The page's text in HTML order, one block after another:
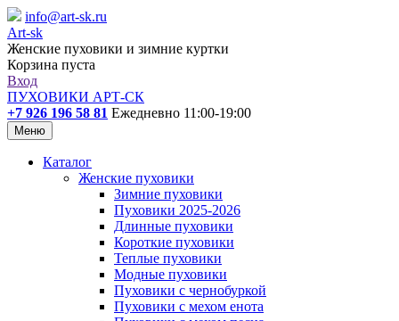
info@art-sk.ru
Art-sk
Женские пуховики и зимние куртки
Корзина пуста
Вход
ПУХОВИКИ АРТ-СК
+7 926 196 58 81 Ежедневно 11:00-19:00
Меню
Каталог
Женские пуховики
Зимние пуховики
Пуховики 2025-2026
Длинные пуховики
Короткие пуховики
Теплые пуховики
Модные пуховики
Пуховики с чернобуркой
Пуховики с мехом енота